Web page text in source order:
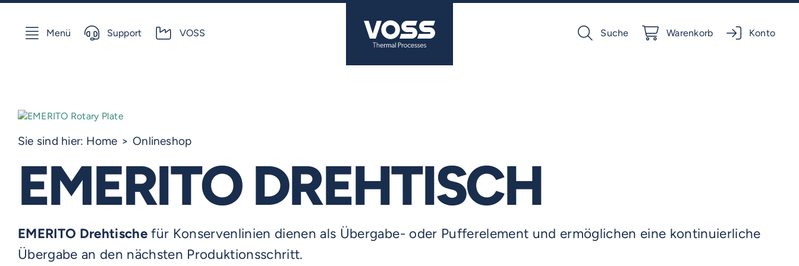
content
Menü Support VOSS Suche Warenkorb Konto
Sie sind hier: Home Onlineshop
EMERITO DREHTISCH
EMERITO Drehtische für Konservenlinien dienen als Übergabe- oder Pufferelement und ermöglichen eine kontinuierliche
Übergabe an den nächsten Produktionsschritt.